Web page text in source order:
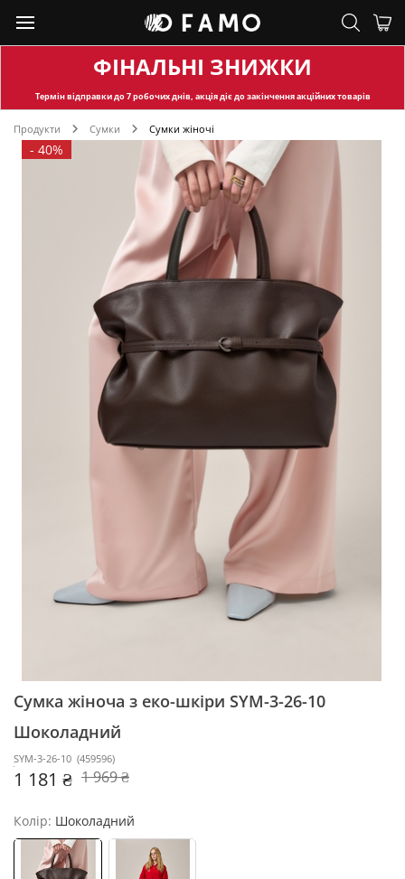
ФІНАЛЬНІ ЗНИЖКИ
Термін відправкидо 7 робочих днів, акція діє до закінчення акційних товарів
Продукти Сумки Сумки жіночі
- 40%
Сумка жіноча з еко-шкіри SYM-3-26-10
Шоколадний
SYM-3-26-10 (459596)
1 181 ₴ 1 969 ₴
Колір: Шоколадний